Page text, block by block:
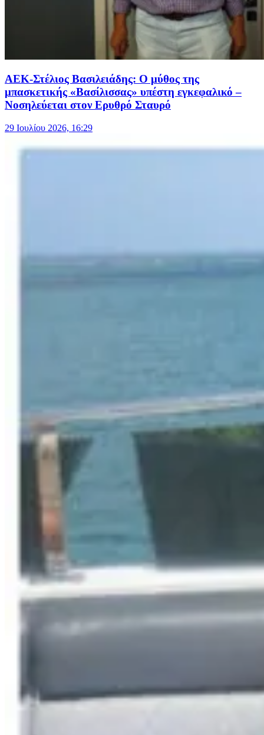
ΑΕΚ-Στέλιος Βασιλειάδης: Ο μύθος της
μπασκετικής «Βασίλισσας» υπέστη εγκεφαλικό –
Νοσηλεύεται στον Ερυθρό Σταυρό
29 Ιουλίου 2026, 16:29